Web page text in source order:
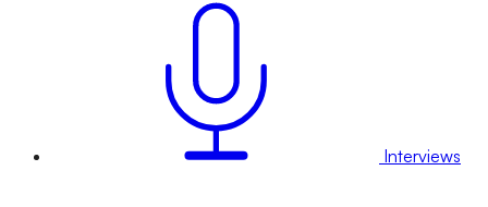
Interviews